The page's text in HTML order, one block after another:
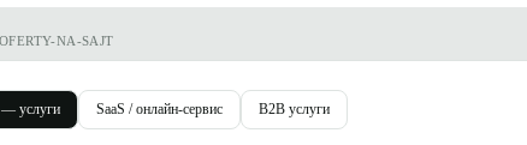
NA-SAJT
услуги SaaS / онлайн-сервис B2B услуги